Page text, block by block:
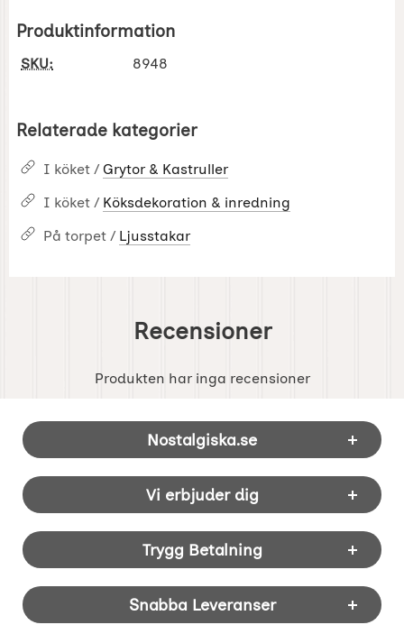
Produktinformation
SKU: 8948
Relaterade kategorier
I köket / Grytor & Kastruller
I köket / Köksdekoration & inredning
På torpet / Ljusstakar
Recensioner
Produkten har inga recensioner
Sidfot Blandad info och länkar
Nostalgiska.se
Vi erbjuder dig
Trygg Betalning
Snabba Leveranser